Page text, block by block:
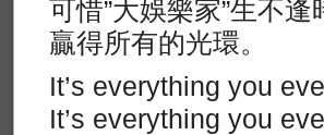
可惜”大娛樂家”生不
贏得所有的光環。
It’s everything you
It’s everything you